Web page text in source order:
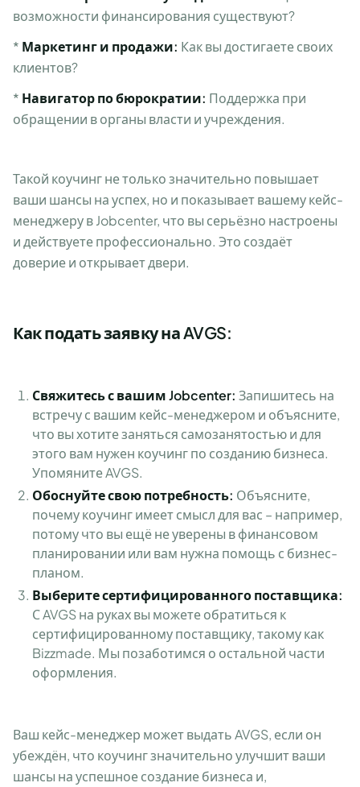
возможности финансирования существуют?
* Маркетинг и продажи: Как вы достигаете своих
клиентов?
* Навигатор по бюрократии: Поддержка при
обращении в органы власти и учреждения.
Такой коучинг не только значительно повышает
ваши шансы на успех, но и показывает вашему кейс-
менеджеру в Jobcenter, что вы серьёзно настроены
и действуете профессионально. Это создаёт
доверие и открывает двери.
Как подать заявку на AVGS:
Свяжитесь с вашим Jobcenter: Запишитесь на
встречу с вашим кейс-менеджером и объясните,
что вы хотите заняться самозанятостью и для
этого вам нужен коучинг по созданию бизнеса.
Упомяните AVGS.
Обоснуйте свою потребность: Объясните,
почему коучинг имеет смысл для вас – например,
потому что вы ещё не уверены в финансовом
планировании или вам нужна помощь с бизнес-
планом.
Выберите сертифицированного поставщика:
С AVGS на руках вы можете обратиться к
сертифицированному поставщику, такому как
Bizzmade. Мы позаботимся о остальной части
оформления.
Ваш кейс-менеджер может выдать AVGS, если он
убеждён, что коучинг значительно улучшит ваши
шансы на успешное создание бизнеса и,